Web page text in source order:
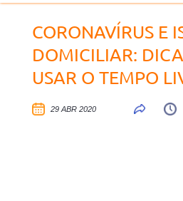
CORONAVÍRUS E
DOMICILIAR:
USAR O TEMPO
29 ABR 2020